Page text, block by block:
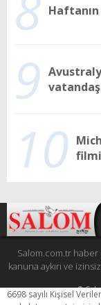
9
10
Salom.com.tr haber
kanuna aykırı ve
©
6698 sayılı Kişisel